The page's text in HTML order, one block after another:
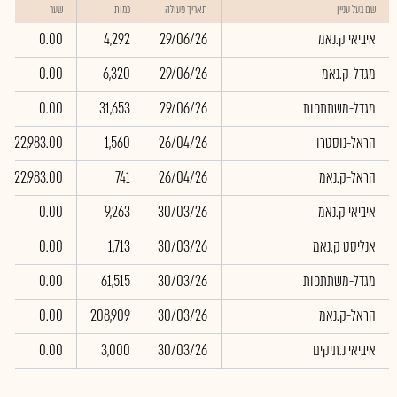
שם בעל עניין תאריך פעולה כמות שער
איביאי ק.נאמ 29/06/26
4,292
0.00
מגדל-ק.נאמ
29/06/26
6,320
0.00
מגדל-משתתפות
29/06/26
31,653
0.00
הראל-נוסטרו
26/04/26
1,560
22,983.00
הראל-ק.נאמ
26/04/26
741
22,983.00
איביאי ק.נאמ
30/03/26
9,263
0.00
אנליסט ק.נאמ
30/03/26
1,713
0.00
מגדל-משתתפות
30/03/26
61,515
0.00
הראל-ק.נאמ
30/03/26
208,909
0.00
איביאי נ.תיקים
30/03/26
3,000
0.00